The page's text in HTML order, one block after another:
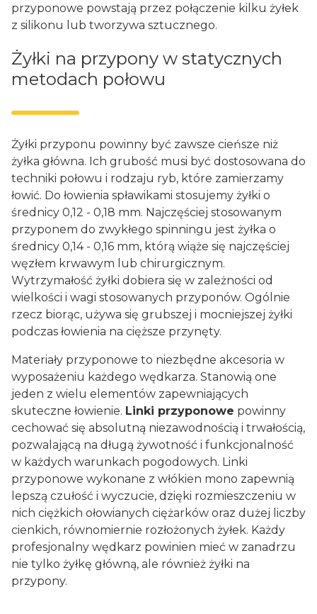
przyponowe powstają przez połączenie kilku żyłek
z silikonu lub tworzywa sztucznego.
Żyłki na przypony w statycznych
metodach połowu
Żyłki przyponu powinny być zawsze cieńsze niż
żyłka główna. Ich grubość musi być dostosowana do
techniki połowu i rodzaju ryb, które zamierzamy
łowić. Do łowienia spławikami stosujemy żyłki o
średnicy 0,12 - 0,18 mm. Najczęściej stosowanym
przyponem do zwykłego spinningu jest żyłka o
średnicy 0,14 - 0,16 mm, którą wiąże się najczęściej
węzłem krwawym lub chirurgicznym.
Wytrzymałość żyłki dobiera się w zależności od
wielkości i wagi stosowanych przyponów. Ogólnie
rzecz biorąc, używa się grubszej i mocniejszej żyłki
podczas łowienia na cięższe przynęty.
Materiały przyponowe to niezbędne akcesoria w
wyposażeniu każdego wędkarza. Stanowią one
jeden z wielu elementów zapewniających
skuteczne łowienie. Linki przyponowe powinny
cechować się absolutną niezawodnością i trwałością,
pozwalającą na długą żywotność i funkcjonalność
w każdych warunkach pogodowych. Linki
przyponowe wykonane z włókien mono zapewnią
lepszą czułość i wyczucie, dzięki rozmieszczeniu w
nich ciężkich ołowianych ciężarków oraz dużej liczby
cienkich, równomiernie rozłożonych żyłek. Każdy
profesjonalny wędkarz powinien mieć w zanadrzu
nie tylko żyłkę główną, ale również żyłki na
przypony.